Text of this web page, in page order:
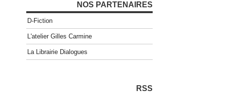
NOS PARTENAIRES
D-Fiction
L'atelier Gilles Carmine
La Librairie Dialogues
RSS